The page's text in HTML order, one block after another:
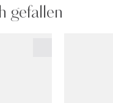
gefallen